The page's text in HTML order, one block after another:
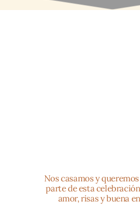
Nos casamos y
parte de esta
amor, risas y buena